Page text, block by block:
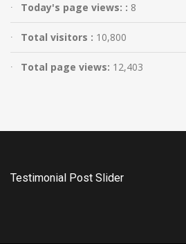
Today's page views: : 8
Total visitors : 10,800
Total page views: 12,403
Testimonial Post Slider